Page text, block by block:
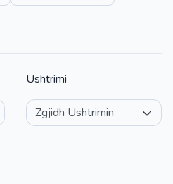
Ushtrimi